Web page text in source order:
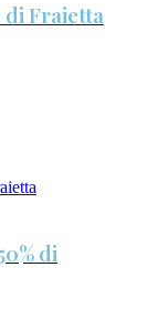
Fraietta
di